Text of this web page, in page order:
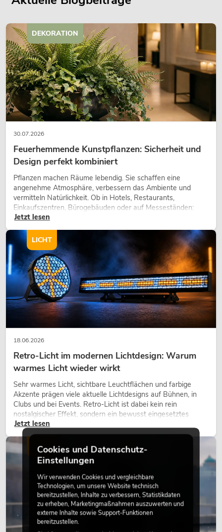
30.07.2026
Feuerhemmende Kunstpflanzen: Sicherheit und
Design perfekt kombiniert
Pflanzen machen Räume lebendig. Sie schaffen eine
angenehme Atmosphäre, verbessern das Ambiente und
vermitteln Natürlichkeit. Ob in Hotels, Restaurants,
Einkaufszentren, Bürogebäuden oder auf Messeständen:
eine hochwertige Begrünung gehört heute längst zum
Jetzt lesen
DEKORATION
18.06.2026
Retro-Licht im modernen Lichtdesign: Warum
warmes Licht wieder wirkt
Sehr warmes Licht, sichtbare Leuchtflächen und farbige
Akzente prägen viele aktuelle Lichtdesigns auf Bühnen, in
Clubs und bei Events. Retro-Licht ist dabei kein rein
nostalgischer Effekt, sondern ein bewusst eingesetztes
Gestaltungsmittel: Es schafft Atmosphäre, gibt Szenen
Charakter und kann technische LED-Setups emotionaler
wirken lassen.
Jetzt lesen
LICHT
LICHT
Cookies und Datenschutz-
Einstellungen
Wir verwenden Cookies und vergleichbare
Technologien, um unsere Website technisch
bereitzustellen, Inhalte zu verbessern, Statistikdaten
zu erheben, Marketingmaßnahmen auszuwerten und
externe Inhalte sowie Support-Funktionen
bereitzustellen.